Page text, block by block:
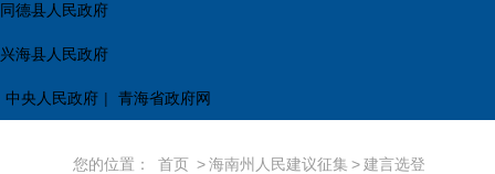
同德县人民政府
兴海县人民政府
中央人民政府 | 青海省政府网
您的位置： 首页 >海南州人民建议征集 >建言选登